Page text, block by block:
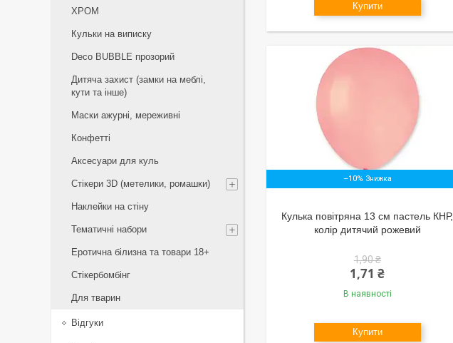
Купити
–10%
Кулька повітряна 13 см пастель КНР,
колір дитячий рожевий
1,90 ₴
1,71 ₴
В наявності
Купити
ХРОМ
Кульки на виписку
Deco BUBBLE прозорий
Дитяча захист (замки на меблі,
кути та інше)
Маски ажурні, мереживні
Конфетті
Аксесуари для куль
Стікери 3D (метелики, ромашки)
Наклейки на стіну
Тематичні набори
Еротична білизна та товари 18+
Стікербомбінг
Для тварин
Відгуки